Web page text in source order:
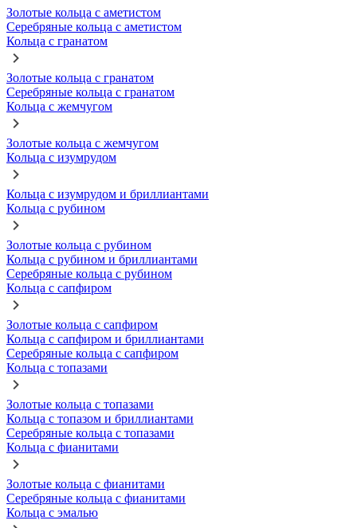
Золотые кольца с аметистом
Серебряные кольца с аметистом
Кольца с гранатом
Золотые кольца с гранатом
Серебряные кольца с гранатом
Кольца с жемчугом
Золотые кольца с жемчугом
Кольца с изумрудом
Кольца с изумрудом и бриллиантами
Кольца с рубином
Золотые кольца с рубином
Кольца с рубином и бриллиантами
Серебряные кольца с рубином
Кольца с сапфиром
Золотые кольца с сапфиром
Кольца с сапфиром и бриллиантами
Серебряные кольца с сапфиром
Кольца с топазами
Золотые кольца с топазами
Кольца с топазом и бриллиантами
Серебряные кольца с топазами
Кольца с фианитами
Золотые кольца с фианитами
Серебряные кольца с фианитами
Кольца с эмалью